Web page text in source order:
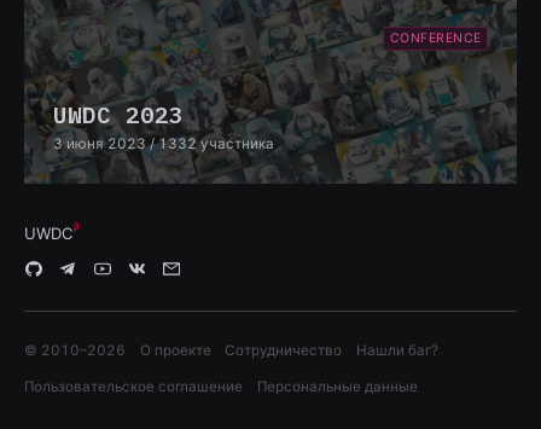
CONFERENCE
UWDC 2023
3 июня 2023 / 1332 участника
UWDC
© 2010–2026 О проекте Сотрудничество Нашли баг?
Пользовательское соглашение Персональные данные